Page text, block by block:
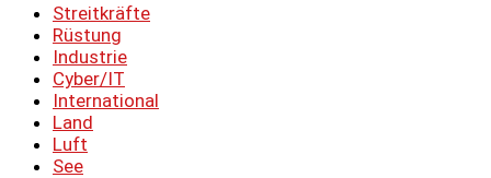
Streitkräfte
Rüstung
Industrie
Cyber/IT
International
Land
Luft
See